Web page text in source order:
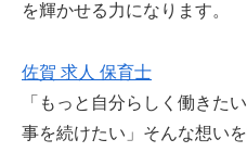
を輝かせる力になります。
佐賀 求人 保育士
「もっと自分らしく働きた
事を続けたい」そんな想い